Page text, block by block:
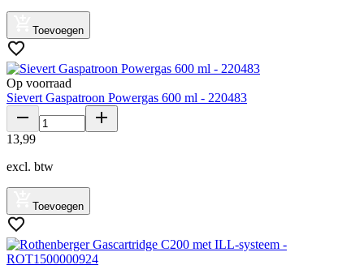
Toevoegen
Op voorraad
Sievert Gaspatroon Powergas 600 ml - 220483
13,99
excl. btw
Toevoegen